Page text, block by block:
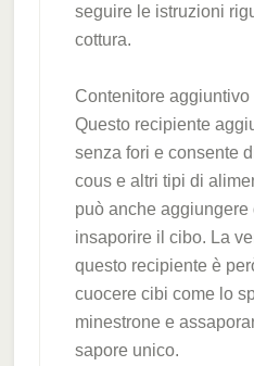
seguire le istruzioni
cottura.
Contenitore aggiuntivo
Questo recipiente
senza fori e consente
cous e altri tipi di
può anche aggiungere
insaporire il cibo. La
questo recipiente è
cuocere cibi come lo
minestrone e
sapore unico.